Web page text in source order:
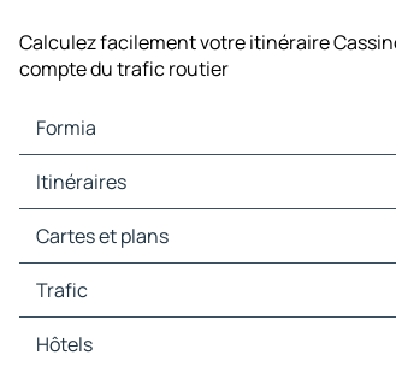
Calculez facilement votre itinéraire
compte du trafic routier
Formia
Formia Cartes et plans
Formia Trafic
Formia Hôtels
Formia Restaurants
Formia Stations-service
Itinéraires
Itinéraires Formia - Gaëte
Itinéraires Formia - Minturno
Itinéraires Formia - Fondi
Itinéraires Formia - Pontecorvo
Itinéraires Formia - Sessa Aurunca
Itinéraires Formia - Mondragone
Cartes et plans
Cartes et plans Gaëte
Cartes et plans Minturno
Cartes et plans Fondi
Cartes et plans Pontecorvo
Trafic
Trafic Gaëte
Trafic Minturno
Hôtels